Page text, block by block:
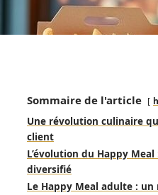
Sommaire de l'article
Une révolution culinaire
client
L’évolution du Happy
diversifié
Le Happy Meal adulte :